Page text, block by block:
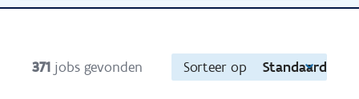
371 jobs gevonden Sorteer op Standaard